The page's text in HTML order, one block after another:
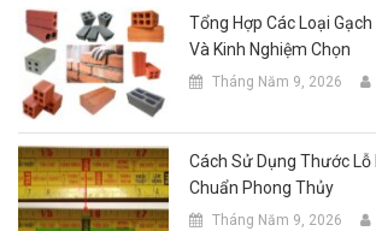
Tổng Hợp Các Loại
Và Kinh Nghiệm Chọn
Tháng Năm 9, 2026
Cách Sử Dụng Thước Lỗ
Chuẩn Phong Thủy
Tháng Năm 9, 2026